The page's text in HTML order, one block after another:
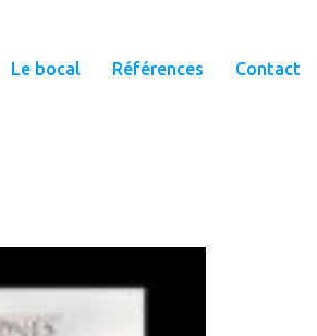
Le bocal Références Contact